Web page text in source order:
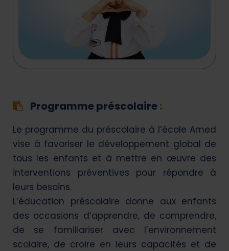
Programme préscolaire:
Le programme du préscolaire à l’école Amed
vise à favoriser le développement global de
tous les enfants et à mettre en œuvre des
interventions préventives pour répondre à
leurs besoins.
L’éducation préscolaire donne aux enfants
des occasions d’apprendre, de comprendre,
de se familiariser avec l’environnement
scolaire, de croire en leurs capacités et de